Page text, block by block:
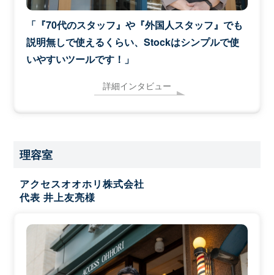
「『70代のスタッフ』や『外国人スタッフ』でも
説明無しで使えるくらい、Stockはシンプルで使
いやすいツールです！」
詳細インタビュー
理容室
アクセスオオホリ株式会社
代表 井上友亮様